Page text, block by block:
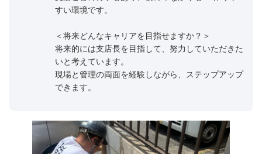
すい環境です。
＜将来どんなキャリアを目指せますか？＞
将来的には支店長を目指して、努力していただきた
いと考えています。
現場と管理の両面を経験しながら、ステップアップ
できます。